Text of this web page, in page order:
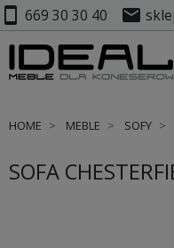
smartphone 669 30 30 40 mail
HOME MEBLE SOFY
SOFA